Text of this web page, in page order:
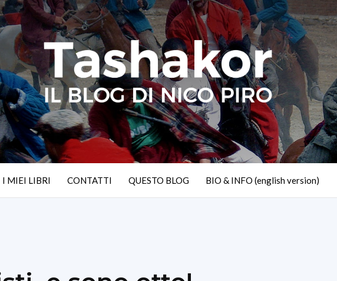
I MIEI LIBRI CONTATTI QUESTO BLOG BIO & INFO (english version)